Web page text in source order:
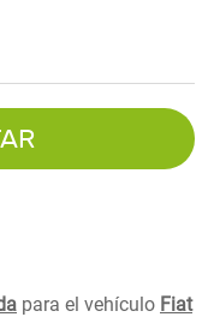
para el vehículo Fiat